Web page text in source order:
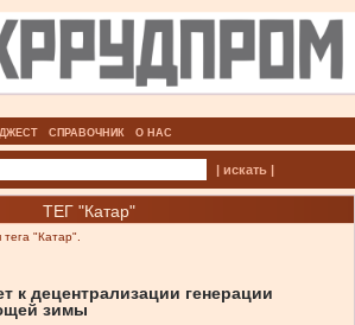
СПРАВОЧНИК О НАС
| искать |
ТЕГ "Катар"
тега "Катар".
к децентрализации генерации
зимы